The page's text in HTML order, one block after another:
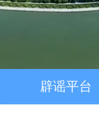
辟谣平台